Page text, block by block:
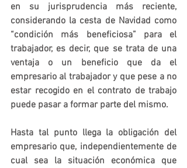
en su jurisprudencia más reciente,
considerando la cesta de Navidad como
“condición más beneficiosa” para el
trabajador, es decir, que se trata de una
ventaja o un beneficio que da el
empresario al trabajador y que pese a no
estar recogido en el contrato de trabajo
puede pasar a formar parte del mismo.
Hasta tal punto llega la obligación del
empresario que, independientemente de
cual sea la situación económica que